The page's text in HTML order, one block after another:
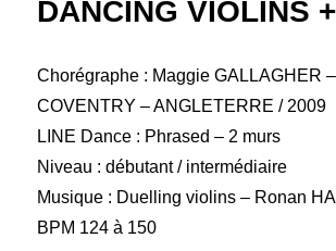
DANCING VIOLINS
Chorégraphe : Maggie GALLAGHER
COVENTRY – ANGLETERRE / 2009
LINE Dance : Phrased – 2 murs
Niveau : débutant / intermédiaire
Musique : Duelling violins – Ronan
BPM 124 à 150